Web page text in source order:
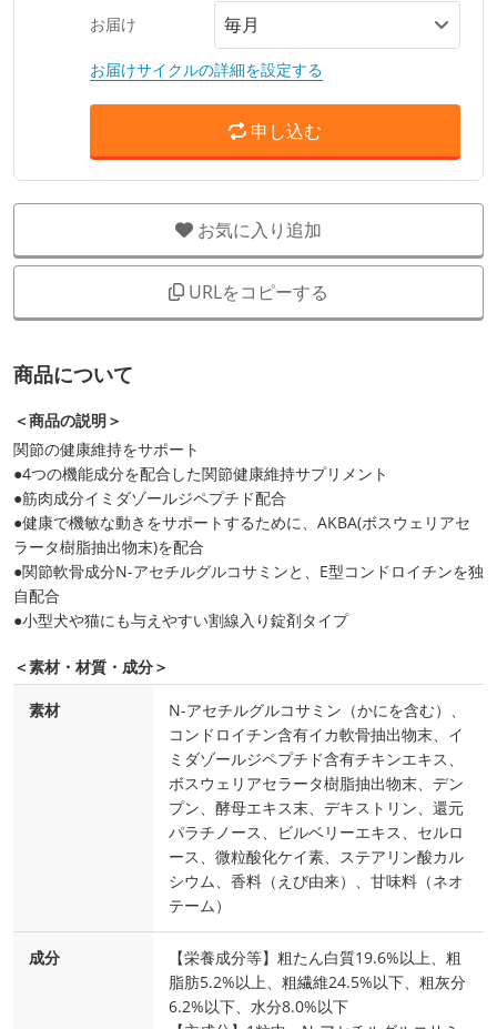
お届け
お届けサイクルの詳細を設定する
申し込む
お気に入り追加
URLをコピーする
商品について
＜商品の説明＞
関節の健康維持をサポート
●4つの機能成分を配合した関節健康維持サプリメント
●筋肉成分イミダゾールジペプチド配合
●健康で機敏な動きをサポートするために、AKBA(ボスウェリアセ
ラータ樹脂抽出物末)を配合
●関節軟骨成分N-アセチルグルコサミンと、E型コンドロイチンを独
自配合
●小型犬や猫にも与えやすい割線入り錠剤タイプ
＜素材・材質・成分＞
素材
N-アセチルグルコサミン（かにを含む）、
コンドロイチン含有イカ軟骨抽出物末、イ
ミダゾールジペプチド含有チキンエキス、
ボスウェリアセラータ樹脂抽出物末、デン
プン、酵母エキス末、デキストリン、還元
パラチノース、ビルベリーエキス、セルロ
ース、微粒酸化ケイ素、ステアリン酸カル
シウム、香料（えび由来）、甘味料（ネオ
テーム）
成分
【栄養成分等】粗たん白質19.6%以上、粗
脂肪5.2%以上、粗繊維24.5%以下、粗灰分
6.2%以下、水分8.0%以下